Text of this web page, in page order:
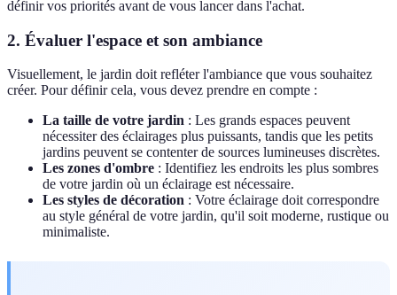
définir vos priorités avant de vous lancer dans l'achat.
2. Évaluer l'espace et son ambiance
Visuellement, le jardin doit refléter l'ambiance que vous souhaitez
créer. Pour définir cela, vous devez prendre en compte :
La taille de votre jardin : Les grands espaces peuvent
nécessiter des éclairages plus puissants, tandis que les petits
jardins peuvent se contenter de sources lumineuses discrètes.
Les zones d'ombre : Identifiez les endroits les plus sombres
de votre jardin où un éclairage est nécessaire.
Les styles de décoration : Votre éclairage doit correspondre
au style général de votre jardin, qu'il soit moderne, rustique ou
minimaliste.